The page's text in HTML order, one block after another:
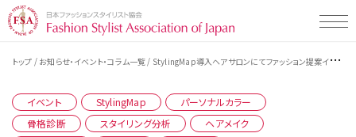
Styling Map（スタイリングマップ）とは
Styling Map（スタイリングマップ）とは
スタイリング診断 men's item
Styling Map検定・検定プログラムについて
トップ / お知らせ・イベント・コラム一覧 / StylingMap導入ヘアサロンにてファッション提案イベント
イベント StylingMap
パーソナルカラー
骨格診断
スタイリング分析
ヘアメイク